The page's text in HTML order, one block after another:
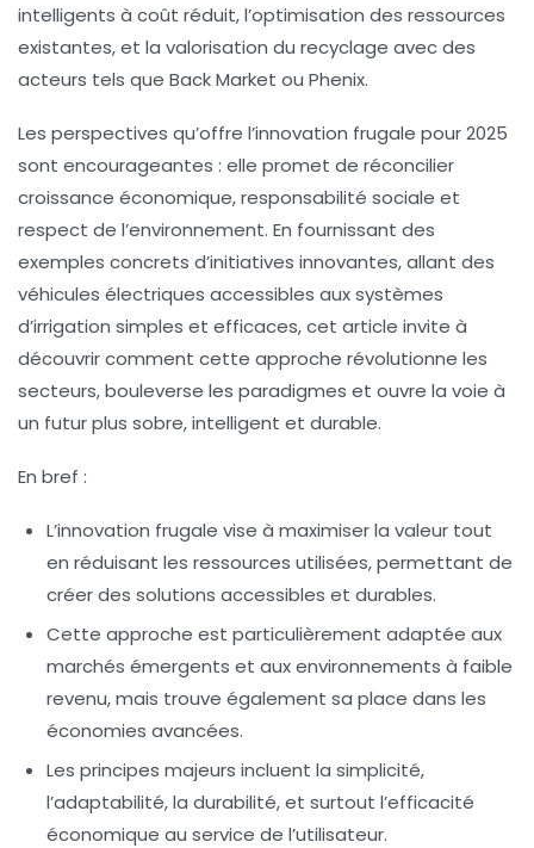
intelligents à coût réduit, l’optimisation des ressources
existantes, et la valorisation du recyclage avec des
acteurs tels que Back Market ou Phenix.
Les perspectives qu’offre l’innovation frugale pour 2025
sont encourageantes : elle promet de réconcilier
croissance économique, responsabilité sociale et
respect de l’environnement. En fournissant des
exemples concrets d’initiatives innovantes, allant des
véhicules électriques accessibles aux systèmes
d’irrigation simples et efficaces, cet article invite à
découvrir comment cette approche révolutionne les
secteurs, bouleverse les paradigmes et ouvre la voie à
un futur plus sobre, intelligent et durable.
En bref :
L’innovation frugale vise à maximiser la valeur tout
en réduisant les ressources utilisées, permettant de
créer des solutions accessibles et durables.
Cette approche est particulièrement adaptée aux
marchés émergents et aux environnements à faible
revenu, mais trouve également sa place dans les
économies avancées.
Les principes majeurs incluent la simplicité,
l’adaptabilité, la durabilité, et surtout l’efficacité
économique au service de l’utilisateur.